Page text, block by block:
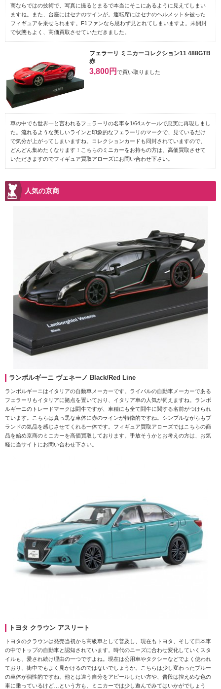
商ならではの技術で、写真に撮るとまるで本当にそこにあるように見えてしまい
ますね。また、台座にはセナのサインが。運転席にはセナのヘルメットを被った
フィギュアを乗せられます。F1ファンなら思わず見とれてしまいますよ。未開封
で状態もよく、高価買取させていただきました。
フェラーリ ミニカーコレクション11 488GTB
赤
3,800円で買い取りました
車の中でも世界一と言われるフェラーリの名車を1/64スケールで忠実に再現しまし
た。流れるような美しいラインと印象的なフェラーリのマークで、見ているだけ
で気分が上がってしまいますね。コレクションカードも同封されていますので、
どんどん集めたくなります！こちらのミニカーをお持ちの方は、高価買取させて
いただきますのでフィギュア買取アローズにお問い合わせ下さい。
人気の京商
ランボルギーニ ヴェネーノ Black/Red Line
ランボルギーニはイタリアの自動車メーカーです。ライバルの自動車メーカーである
フェラーリもイタリアに拠点を置いており、イタリア車の人気が伺えますね。ランボ
ルギーニのトレードマークは闘牛ですが、車種にも全て闘牛に関する名前がつけられ
ています。こちらは真っ黒な車体に赤のラインが特徴的ですね。シンプルながらもブ
ランドの気品を感じさせてくれる一体です。フィギュア買取アローズではこちらの商
品を始め京商のミニカーを高価買取しております。手放そうかとお考えの方は、お気
軽に当サイトにお問い合わせ下さい。
トヨタ クラウン アスリート
トヨタのクラウンは発売当初から高級車として普及し、現在もトヨタ、そして日本車
の中でトップの自動車と認知されています。時代のニーズに合わせ変化していくスタ
イルも、愛され続け理由の一つですよね。現在は公用車やタクシーなどでよく使われ
ており、街中でもよく見かけるのではないでしょうか。こちらは少し変わったブルー
の車体が個性的ですね。他とは違う自分をアピールしたい方や、普段は控えめな色の
車に乗っているけど…という方も、ミニカーでは少し遊んでみてはいかがでしょう